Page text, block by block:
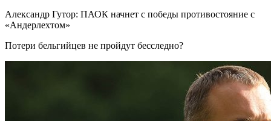
Александр Гутор: ПАОК начнет с победы противостояние с
«Андерлехтом»
Потери бельгийцев не пройдут бесследно?